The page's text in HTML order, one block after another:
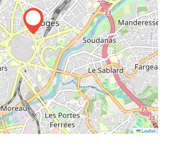
Leaflet